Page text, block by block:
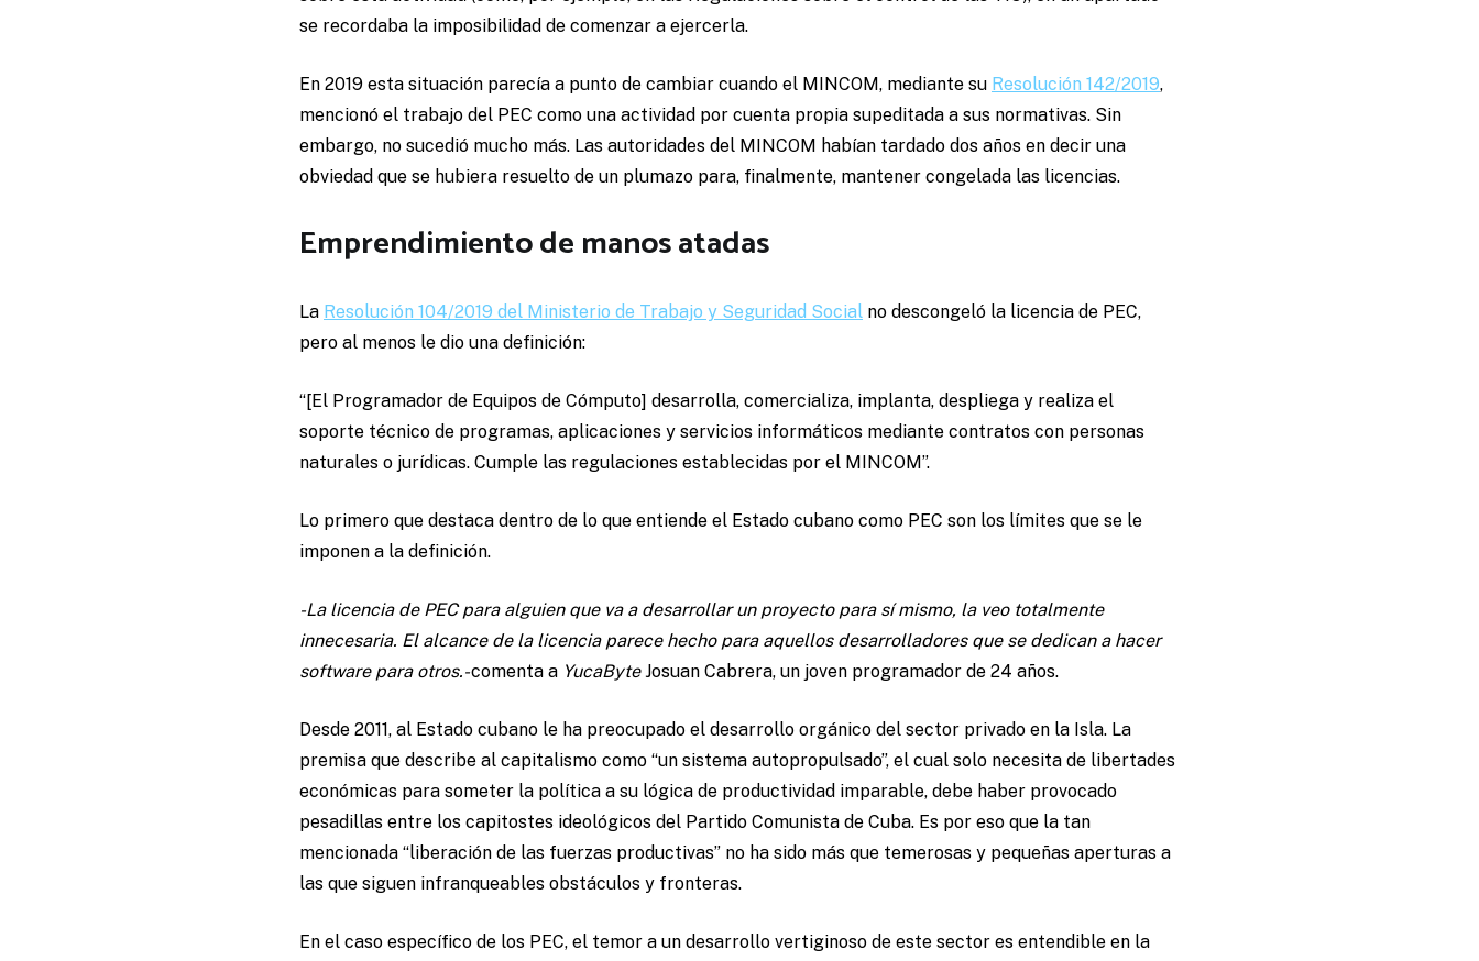
se recordaba la imposibilidad de comenzar a ejercerla.
En 2019 esta situación parecía a punto de cambiar cuando el MINCOM, mediante su Resolución 142/2019,
mencionó el trabajo del PEC como una actividad por cuenta propia supeditada a sus normativas. Sin
embargo, no sucedió mucho más. Las autoridades del MINCOM habían tardado dos años en decir una
obviedad que se hubiera resuelto de un plumazo para, finalmente, mantener congelada las licencias.
Emprendimiento de manos atadas
La Resolución 104/2019 del Ministerio de Trabajo y Seguridad Socialno descongeló la licencia de PEC,
pero al menos le dio una definición:
“[El Programador de Equipos de Cómputo] desarrolla, comercializa, implanta, despliega y realiza el
soporte técnico de programas, aplicaciones y servicios informáticos mediante contratos con personas
naturales o jurídicas. Cumple las regulaciones establecidas por el MINCOM”.
Lo primero que destaca dentro de lo que entiende el Estado cubano como PEC son los límites que se le
imponen a la definición.
-La licencia de PEC para alguien que va a desarrollar un proyecto para sí mismo, la veo totalmente
innecesaria. El alcance de la licencia parece hecho para aquellos desarrolladores que se dedican a hacer
software para otros.-comenta a YucaByteJosuan Cabrera, un joven programador de 24 años.
Desde 2011, al Estado cubano le ha preocupado el desarrollo orgánico del sector privado en la Isla. La
premisa que describe al capitalismo como “un sistema autopropulsado”, el cual solo necesita de libertades
económicas para someter la política a su lógica de productividad imparable, debe haber provocado
pesadillas entre los capitostes ideológicos del Partido Comunista de Cuba. Es por eso que la tan
mencionada “liberación de las fuerzas productivas” no ha sido más que temerosas y pequeñas aperturas a
las que siguen infranqueables obstáculos y fronteras.
En el caso específico de los PEC, el temor a un desarrollo vertiginoso de este sector es entendible en la